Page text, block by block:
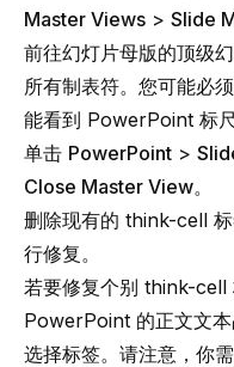
Master Views > Slide
前往幻灯片母版的顶级
所有制表符。您可能必
能看到 PowerPoint 标尺
单击 PowerPoint >
Close Master View。
删除现有的 think-cell
行修复。
若要修复个别 think-cell
PowerPoint 的正文文本
选择标签。请注意，你